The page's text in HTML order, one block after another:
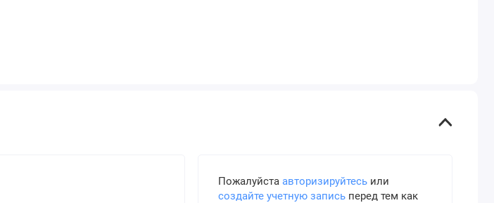
Пожалуйста авторизируйтесьили
создайте учетную записьперед тем как